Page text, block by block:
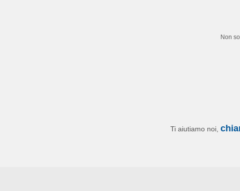
Non
Ti aiutiamo noi,